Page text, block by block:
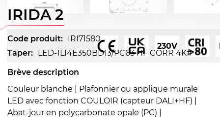
IRIDA 2
Code produit: IRI71580
Taper: LED-1L14E350BD13/PC63 HF CORR 4K#
Brève description
Couleur blanche | Plafonnier ou applique murale
LED avec fonction COULOIR (capteur DALI+HF) |
Abat-jour en polycarbonate opale (PC) |
230V